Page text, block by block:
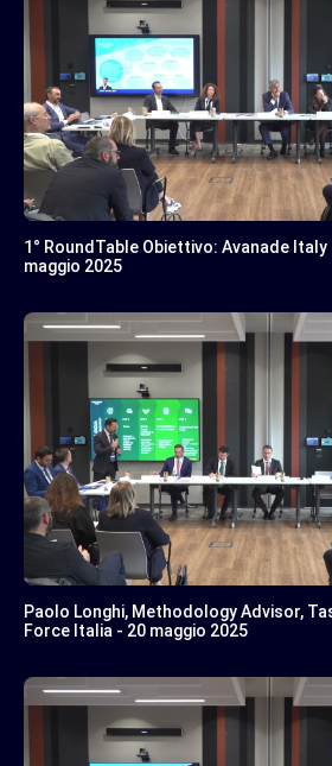
1° RoundTable Obiettivo: Avanade
maggio 2025
Paolo Longhi, Methodology Advisor,
Force Italia - 20 maggio 2025